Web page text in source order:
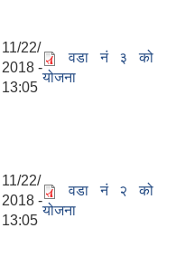
11/22/
2018 -
13:05
वडा नं ३ को
योजना
11/22/
2018 -
13:05
वडा नं २ को
योजना